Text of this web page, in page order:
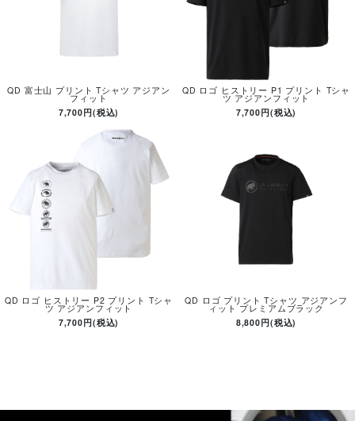
QD 富士山 プリント Tシャツ アジアン
フィット
7,700円(税込)
QD ロゴ ヒストリー P1 プリント Tシャ
ツ アジアンフィット
7,700円(税込)
QD ロゴ ヒストリー P2 プリント Tシャ
ツ アジアンフィット
7,700円(税込)
QD ロゴ プリント Tシャツ アジアンフ
ィット プレミアムブラック
8,800円(税込)